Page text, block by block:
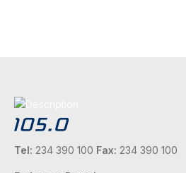
Tel: 234 390 100 Fax: 234 390 100